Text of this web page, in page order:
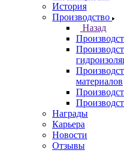
История
Производство
Назад
материалов
Награды
Карьера
Новости
Отзывы